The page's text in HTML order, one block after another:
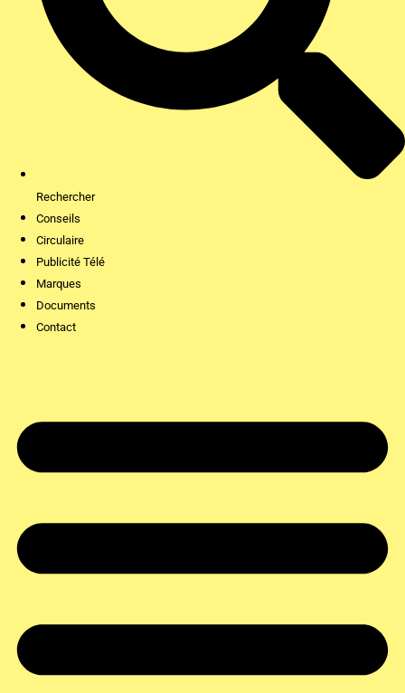
Rechercher
Conseils
Circulaire
Publicité Télé
Marques
Documents
Contact